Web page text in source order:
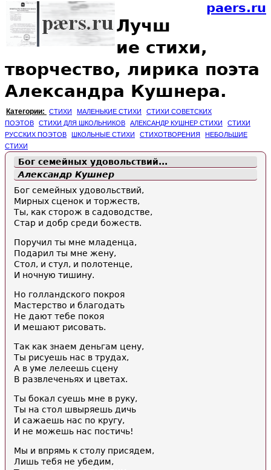
paers.ru
Лучш
ие стихи,
творчество, лирика поэта
Александра Кушнера.
Категории: СТИХИ МАЛЕНЬКИЕ СТИХИ
СТИХИ СОВЕТСКИХ
ПОЭТОВ
СТИХИ ДЛЯ ШКОЛЬНИКОВ АЛЕКСАНДР КУШНЕР СТИХИ
СТИХИ
РУССКИХ ПОЭТОВ
ШКОЛЬНЫЕ СТИХИ СТИХОТВОРЕНИЯ
НЕБОЛЬШИЕ
СТИХИ
Бог семейных удовольствий...
Александр Кушнер
Бог семейных удовольствий,
Мирных сценок и торжеств,
Ты, как сторож в садоводстве,
Стар и добр среди божеств.
Поручил ты мне младенца,
Подарил ты мне жену,
Стол, и стул, и полотенце,
И ночную тишину.
Но голландского покроя
Мастерство и благодать
Не дают тебе покоя
И мешают рисовать.
Так как знаем деньгам цену,
Ты рисуешь нас в трудах,
А в уме лелеешь сцену
В развлеченьях и цветах.
Ты бокал суешь мне в руку,
Ты на стол швыряешь дичь
И сажаешь нас по кругу,
И не можешь нас постичь!
Мы и впрямь к столу присядем,
Лишь тебя не убедим,